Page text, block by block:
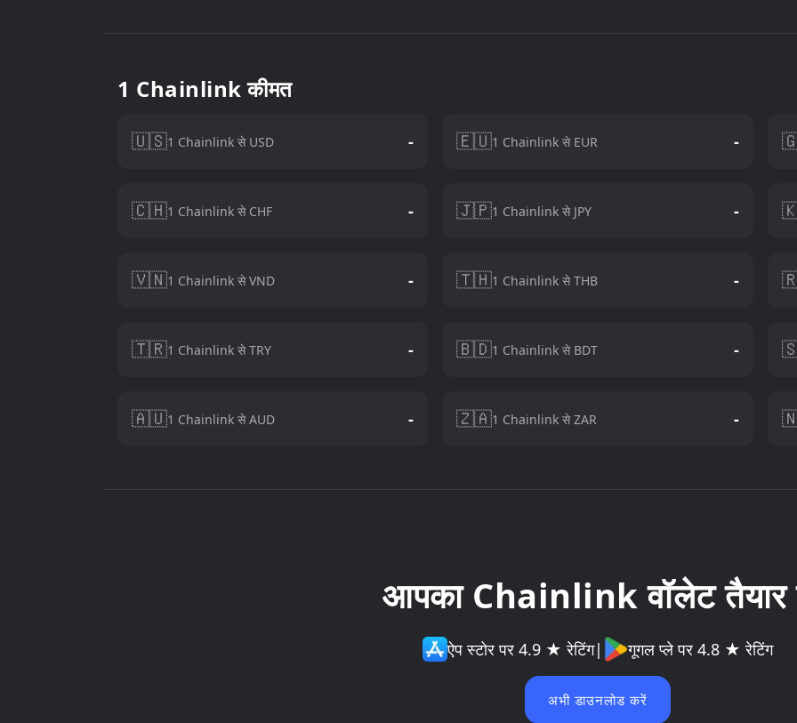
1 Chainlink कीमत
🇺🇸1 Chainlink से USD - 🇪🇺1 Chainlink से EUR -
🇨🇭1 Chainlink से CHF - 🇯🇵1 Chainlink से JPY -
🇻🇳1 Chainlink से VND - 🇹🇭1 Chainlink से THB -
🇹🇷1 Chainlink से TRY - 🇧🇩1 Chainlink से BDT -
🇦🇺1 Chainlink से AUD - 🇿🇦1 Chainlink से ZAR -
आपका Chainlink वॉलेट तैयार
ऐप स्टोर पर 4.9 ★ रेटिंग| गूगल प्ले पर 4.8 ★ रेटिंग
अभी डाउनलोड करें